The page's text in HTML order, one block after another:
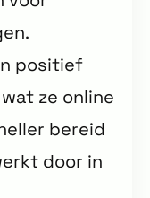
positief
ze online
bereid
door in